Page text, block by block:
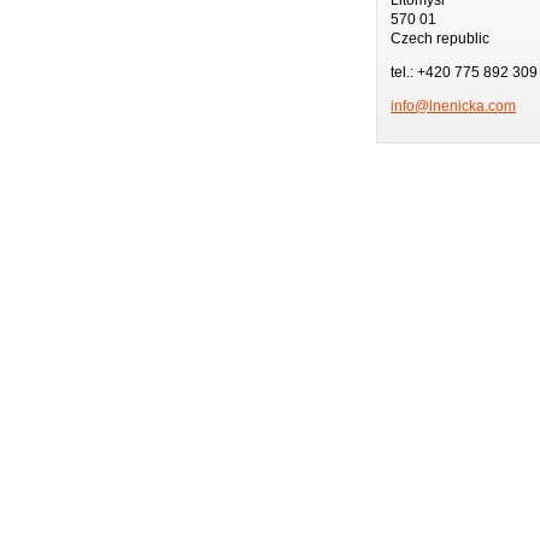
570 01
Czech republic
tel.: +420 775 892 309
info@lnenicka.com